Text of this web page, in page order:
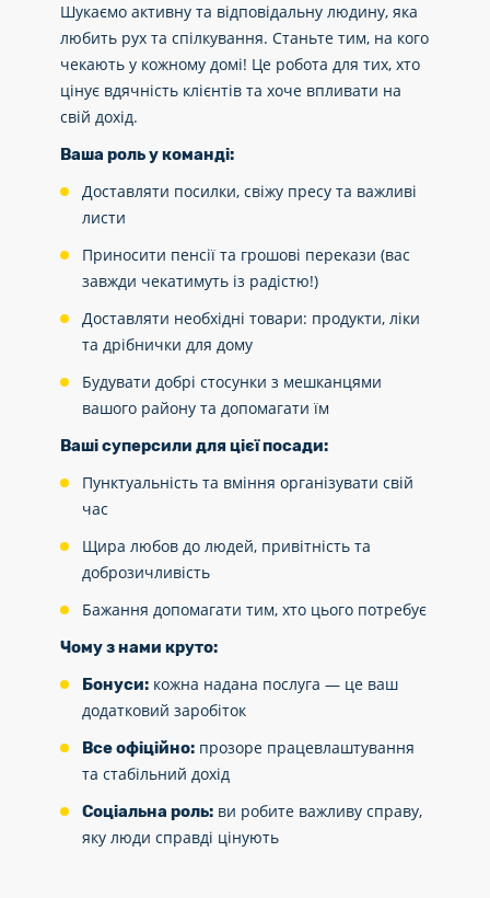
Шукаємо активну та відповідальну людину, яка
любить рух та спілкування. Станьте тим, на кого
чекають у кожному домі! Це робота для тих, хто
цінує вдячність клієнтів та хоче впливати на
свій дохід.
Ваша роль у команді:
Доставляти посилки, свіжу пресу та важливі
листи
Приносити пенсії та грошові перекази (вас
завжди чекатимуть із радістю!)
Доставляти необхідні товари: продукти, ліки
та дрібнички для дому
Будувати добрі стосунки з мешканцями
вашого району та допомагати їм
Ваші суперсили для цієї посади:
Пунктуальність та вміння організувати свій
час
Щира любов до людей, привітність та
доброзичливість
Бажання допомагати тим, хто цього потребує
Чому з нами круто:
Бонуси: кожна надана послуга — це ваш
додатковий заробіток
Все офіційно: прозоре працевлаштування
та стабільний дохід
Соціальна роль: ви робите важливу справу,
яку люди справді цінують